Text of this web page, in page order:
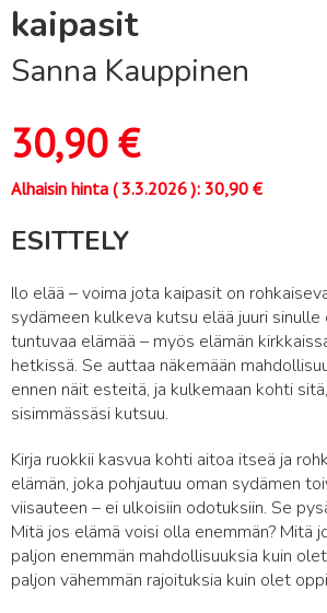
kaipasit
Sanna Kauppinen
30,90€
Alhaisin hinta (3.3.2026): 30,90 €
ESITTELY
Ilo elää – voima jota kaipasit on
sydämeen kulkeva kutsu elää juuri
tuntuvaa elämää – myös elämän
hetkissä. Se auttaa näkemään
ennen näit esteitä, ja kulkemaan kohti
sisimmässäsi kutsuu.
Kirja ruokkii kasvua kohti aitoa itseä ja
elämän, joka pohjautuu oman sydämen
viisauteen – ei ulkoisiin odotuksiin. Se
Mitä jos elämä voisi olla enemmän? Mitä
paljon enemmän mahdollisuuksia kuin
paljon vähemmän rajoituksia kuin olet